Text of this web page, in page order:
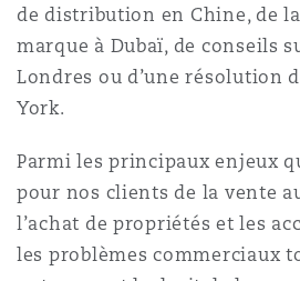
Bator
York
County
The St Botolph
de distribution en Chine, de
marque à Dubaï, de conseils
Londres ou d’une résolution
York.
Parmi les principaux enjeux
pour nos clients de la vente
l’achat de propriétés et les
les problèmes commerciaux